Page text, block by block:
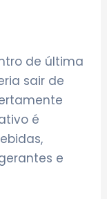
de última
sair de
é
e